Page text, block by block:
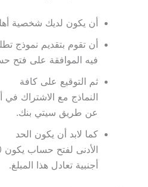
أن يكون لديك شخصية
أن تقوم بتقديم نموذج
فيه الموافقة على فتح
ثم التوقيع على كافة
النماذج مع الاشتراك في
عن طريق سيتي بنك.
كما لابد أن يكون الحد
أجنبية تعادل هذا المبلغ.